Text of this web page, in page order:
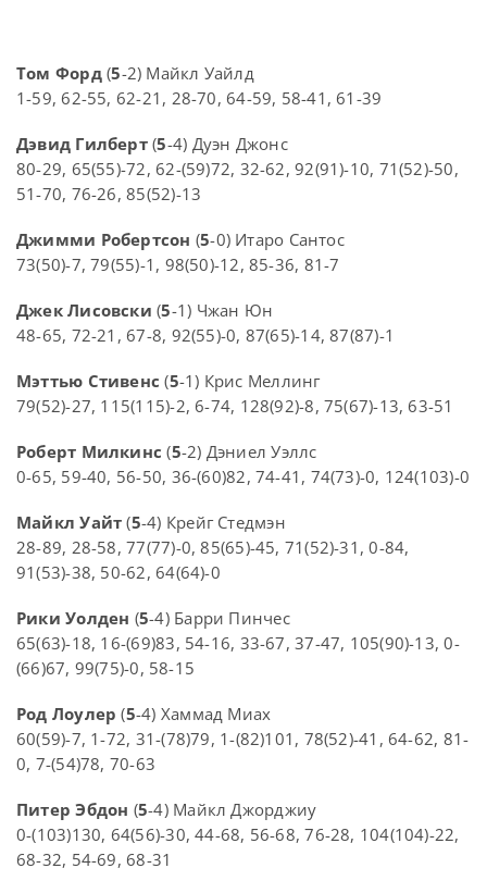
Том Форд(5-2) Майкл Уайлд
1-59, 62-55, 62-21, 28-70, 64-59, 58-41, 61-39
Дэвид Гилберт(5-4) Дуэн Джонс
80-29, 65(55)-72, 62-(59)72, 32-62, 92(91)-10, 71(52)-50,
51-70, 76-26, 85(52)-13
Джимми Робертсон (5-0) Итаро Сантос
73(50)-7, 79(55)-1, 98(50)-12, 85-36, 81-7
Джек Лисовски (5-1) Чжан Юн
48-65, 72-21, 67-8, 92(55)-0, 87(65)-14, 87(87)-1
Мэттью Стивенс (5-1) Крис Меллинг
79(52)-27, 115(115)-2, 6-74, 128(92)-8, 75(67)-13, 63-51
Роберт Милкинс (5-2) Дэниел Уэллс
0-65, 59-40, 56-50, 36-(60)82, 74-41, 74(73)-0, 124(103)-0
Майкл Уайт (5-4) Крейг Стедмэн
28-89, 28-58, 77(77)-0, 85(65)-45, 71(52)-31, 0-84,
91(53)-38, 50-62, 64(64)-0
Рики Уолден (5-4) Барри Пинчес
65(63)-18, 16-(69)83, 54-16, 33-67, 37-47, 105(90)-13, 0-
(66)67, 99(75)-0, 58-15
Род Лоулер (5-4) Хаммад Миах
60(59)-7, 1-72, 31-(78)79, 1-(82)101, 78(52)-41, 64-62, 81-
0, 7-(54)78, 70-63
Питер Эбдон (5-4) Майкл Джорджиу
0-(103)130, 64(56)-30, 44-68, 56-68, 76-28, 104(104)-22,
68-32, 54-69, 68-31